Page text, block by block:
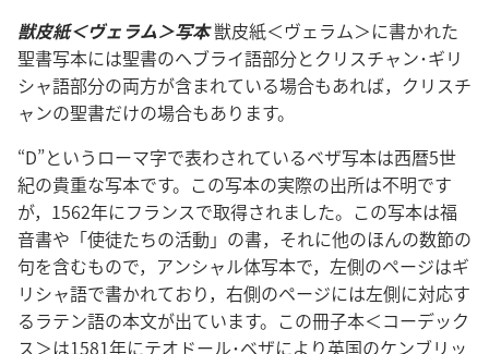
獣皮紙＜ヴェラム＞写本獣皮紙＜ヴェラム＞に書かれた
聖書写本には聖書のヘブライ語部分とクリスチャン･ギリ
シャ語部分の両方が含まれている場合もあれば，クリスチ
ャンの聖書だけの場合もあります。
“D”というローマ字で表わされているベザ写本は西暦5世
紀の貴重な写本です。この写本の実際の出所は不明です
が，1562年にフランスで取得されました。この写本は福
音書や「使徒たちの活動」の書，それに他のほんの数節の
句を含むもので，アンシャル体写本で，左側のページはギ
リシャ語で書かれており，右側のページには左側に対応す
るラテン語の本文が出ています。この冊子本＜コーデック
ス＞は1581年にテオドール･ベザにより英国のケンブリッ